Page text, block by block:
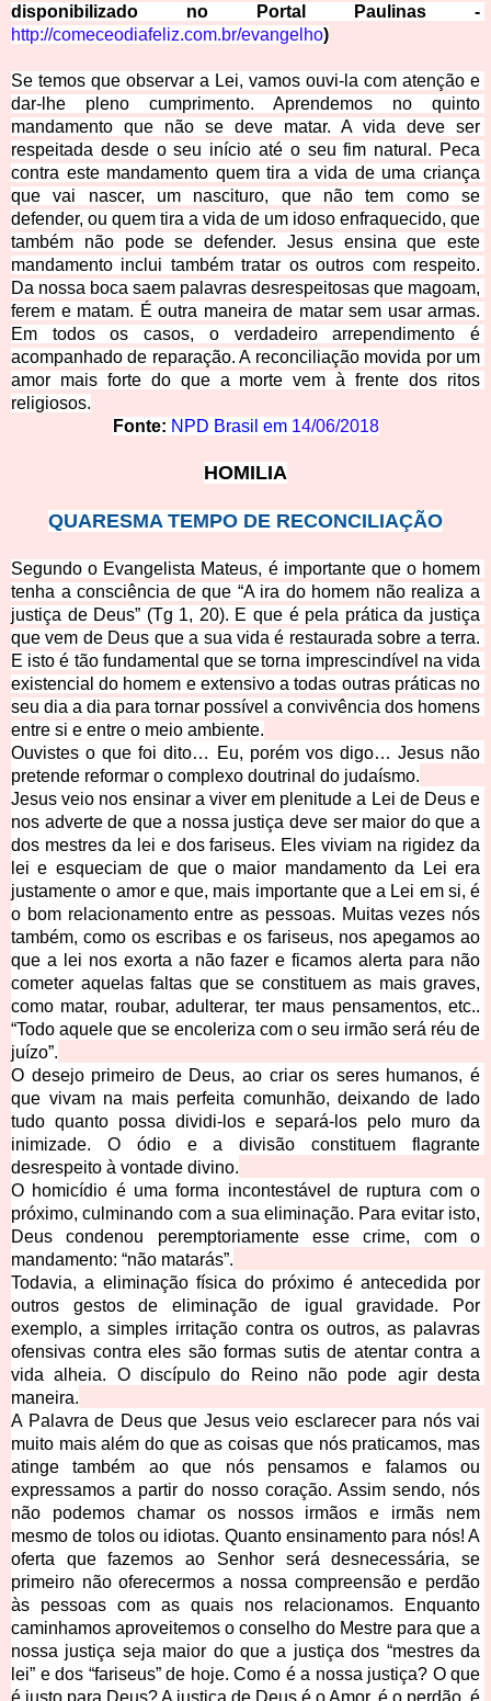
http://comeceodiafeliz.com.br/evangelho)
Se temos que observar a Lei, vamos ouvi-la com atenção e
dar-lhe pleno cumprimento. Aprendemos no quinto
mandamento que não se deve matar. A vida deve ser
respeitada desde o seu início até o seu fim natural. Peca
contra este mandamento quem tira a vida de uma criança
que vai nascer, um nascituro, que não tem como se
defender, ou quem tira a vida de um idoso enfraquecido, que
também não pode se defender. Jesus ensina que este
mandamento inclui também tratar os outros com respeito.
Da nossa boca saem palavras desrespeitosas que magoam,
ferem e matam. É outra maneira de matar sem usar armas.
Em todos os casos, o verdadeiro arrependimento é
acompanhado de reparação. A reconciliação movida por um
amor mais forte do que a morte vem à frente dos ritos
religiosos.
Fonte: NPD Brasil em 14/06/2018
HOMILIA
QUARESMA TEMPO DE RECONCILIAÇÃO
Segundo o Evangelista Mateus, é importante que o homem
tenha a consciência de que “A ira do homem não realiza a
justiça de Deus” (Tg 1, 20). E que é pela prática da justiça
que vem de Deus que a sua vida é restaurada sobre a terra.
E isto é tão fundamental que se torna imprescindível na vida
existencial do homem e extensivo a todas outras práticas no
seu dia a dia para tornar possível a convivência dos homens
entre si e entre o meio ambiente.
Ouvistes o que foi dito… Eu, porém vos digo… Jesus não
pretende reformar o complexo doutrinal do judaísmo.
Jesus veio nos ensinar a viver em plenitude a Lei de Deus e
nos adverte de que a nossa justiça deve ser maior do que a
dos mestres da lei e dos fariseus. Eles viviam na rigidez da
lei e esqueciam de que o maior mandamento da Lei era
justamente o amor e que, mais importante que a Lei em si, é
o bom relacionamento entre as pessoas. Muitas vezes nós
também, como os escribas e os fariseus, nos apegamos ao
que a lei nos exorta a não fazer e ficamos alerta para não
cometer aquelas faltas que se constituem as mais graves,
como matar, roubar, adulterar, ter maus pensamentos, etc..
“Todo aquele que se encoleriza com o seu irmão será réu de
juízo”.
O desejo primeiro de Deus, ao criar os seres humanos, é
que vivam na mais perfeita comunhão, deixando de lado
tudo quanto possa dividi-los e separá-los pelo muro da
inimizade. O ódio e a divisão constituem flagrante
desrespeito à vontade divino.
O homicídio é uma forma incontestável de ruptura com o
próximo, culminando com a sua eliminação. Para evitar isto,
Deus condenou peremptoriamente esse crime, com o
mandamento: “não matarás”.
Todavia, a eliminação física do próximo é antecedida por
outros gestos de eliminação de igual gravidade. Por
exemplo, a simples irritação contra os outros, as palavras
ofensivas contra eles são formas sutis de atentar contra a
vida alheia. O discípulo do Reino não pode agir desta
maneira.
A Palavra de Deus que Jesus veio esclarecer para nós vai
muito mais além do que as coisas que nós praticamos, mas
atinge também ao que nós pensamos e falamos ou
expressamos a partir do nosso coração. Assim sendo, nós
não podemos chamar os nossos irmãos e irmãs nem
mesmo de tolos ou idiotas. Quanto ensinamento para nós! A
oferta que fazemos ao Senhor será desnecessária, se
primeiro não oferecermos a nossa compreensão e perdão
às pessoas com as quais nos relacionamos. Enquanto
caminhamos aproveitemos o conselho do Mestre para que a
nossa justiça seja maior do que a justiça dos “mestres da
lei” e dos “fariseus” de hoje. Como é a nossa justiça? O que
é justo para Deus? A justiça de Deus é o Amor, é o perdão, é